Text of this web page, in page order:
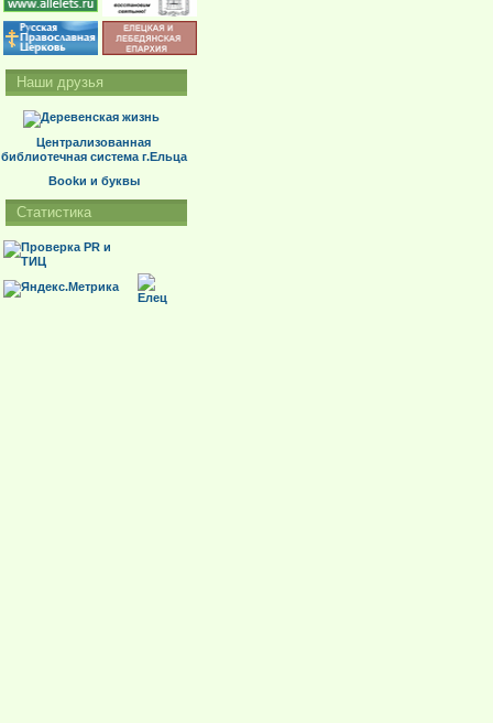
Наши друзья
Централизованная
библиотечная система г.Ельца
Bookи и буквы
Статистика